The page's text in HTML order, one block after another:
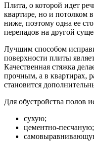
Плита, о которой идет
квартире, но и потолком
ниже, поэтому одна ее
перепадов на другой
Лучшим способом
поверхности плиты
Качественная стяжка
прочным, а в квартирах,
становится
Для обустройства полов
сухую;
цементно-песчаную;